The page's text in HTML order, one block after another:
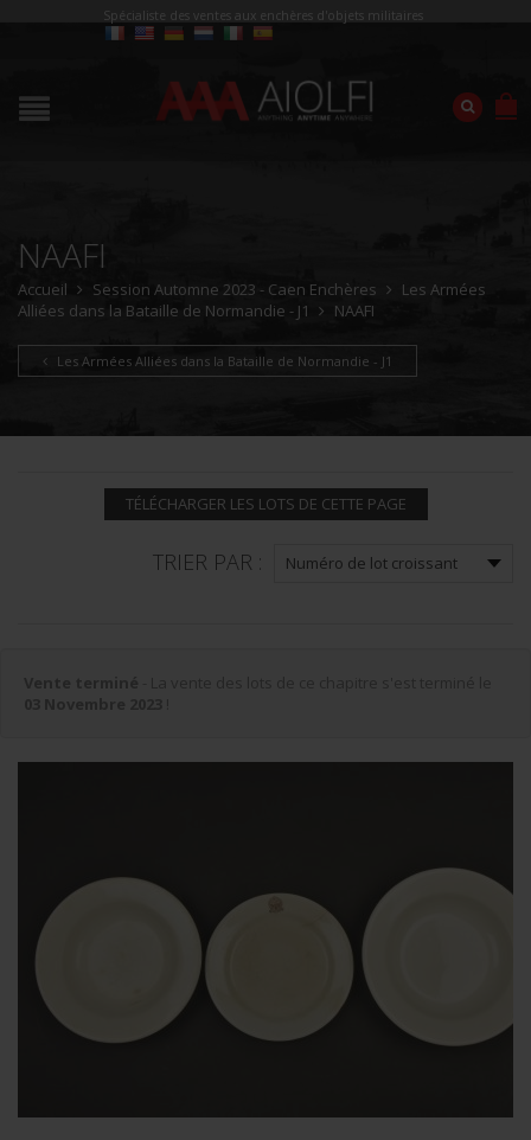
Spécialiste des ventes aux enchères d'objets militaires
NAAFI
Accueil Session Automne 2023 - Caen Enchères
Les Armées
Alliées dans la Bataille de Normandie - J1
NAAFI
Les Armées Alliées dans la Bataille de Normandie - J1
TÉLÉCHARGER LES LOTS DE CETTE PAGE
TRIER PAR :